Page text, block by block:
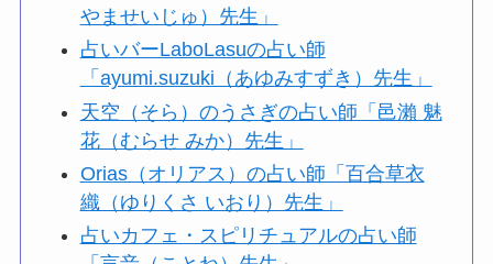
やませいじゅ）先生」
占いバーLaboLasuの占い師
「ayumi.suzuki（あゆみすずき）先生」
天空（そら）のうさぎの占い師「邑瀨 魅
花（むらせ みか）先生」
Orias（オリアス）の占い師「百合草衣
織（ゆりくさ いおり）先生」
占いカフェ・スピリチュアルの占い師